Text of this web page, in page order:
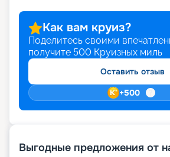
Как вам круиз?
Поделитесь своими
получите 500 Круизных миль
Оставить отзыв
+500
Выгодные предложения от